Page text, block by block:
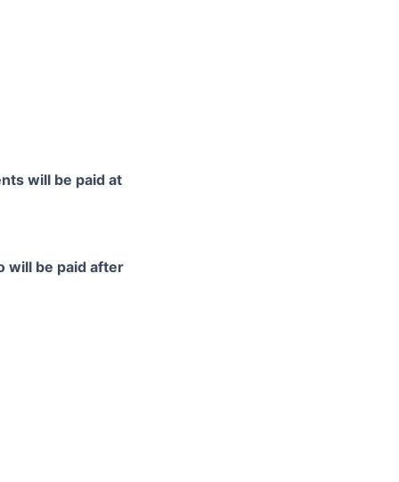
will be paid at
will be paid after